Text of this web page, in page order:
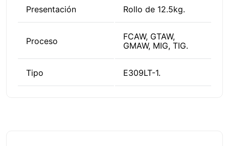
Presentación Rollo de 12.5kg.
Proceso
FCAW, GTAW,
GMAW, MIG, TIG.
Tipo E309LT-1.